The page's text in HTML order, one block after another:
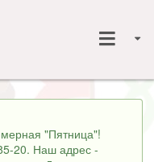
"Пятница"!
20. Наш адрес -